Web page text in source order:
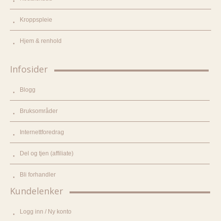
Kroppspleie
Hjem & renhold
Infosider
Blogg
Bruksområder
Internettforedrag
Del og tjen (affiliate)
Bli forhandler
Kundelenker
Logg inn / Ny konto